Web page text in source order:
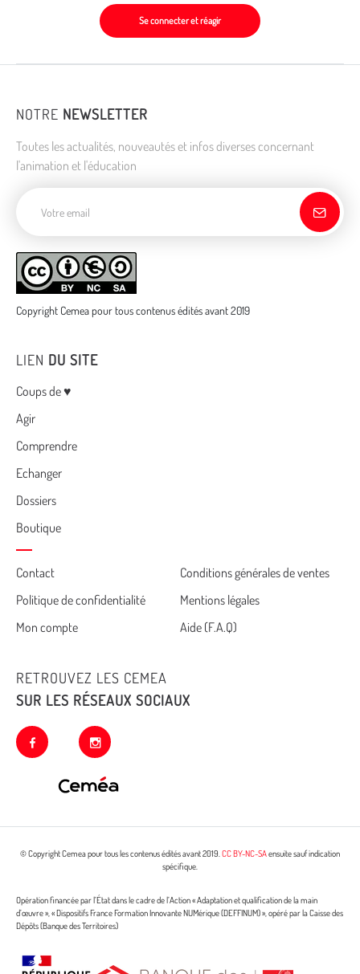
Se connecter et réagir
NOTRE NEWSLETTER
Toutes les actualités, nouveautés et infos diverses concernant
l'animation et l'éducation
Copyright Cemea pour tous contenus édités avant 2019
LIEN DU SITE
Menu
Coups de ♥
Agir
Comprendre
Echanger
Dossiers
Boutique
Cemea
footer
Contact
Conditions générales de ventes
Politique de confidentialité
Mentions légales
Mon compte
Aide (F.A.Q)
RETROUVEZ LES CEMEA
SUR LES RÉSEAUX SOCIAUX
facebook instagram
© Copyright Cemea pour tous les contenus édités avant 2019.CC BY-NC-SAensuite sauf indication
spécifique.
Opération financée par l’État dans le cadre de l’Action « Adaptation et qualification de la main
d’œuvre », « Dispositifs France Formation Innovante NUMérique (DEFFINUM) », opéré par la Caisse des
Dépôts (Banque des Territoires)